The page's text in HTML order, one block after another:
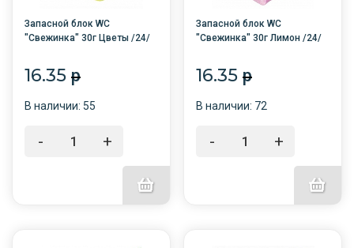
Запасной блок WC
"Свежинка" 30г Цветы /24/
16.35 p
В наличии: 55
- +
Запасной блок WC
"Свежинка" 30г Лимон /24/
16.35p
В наличии: 72
- +